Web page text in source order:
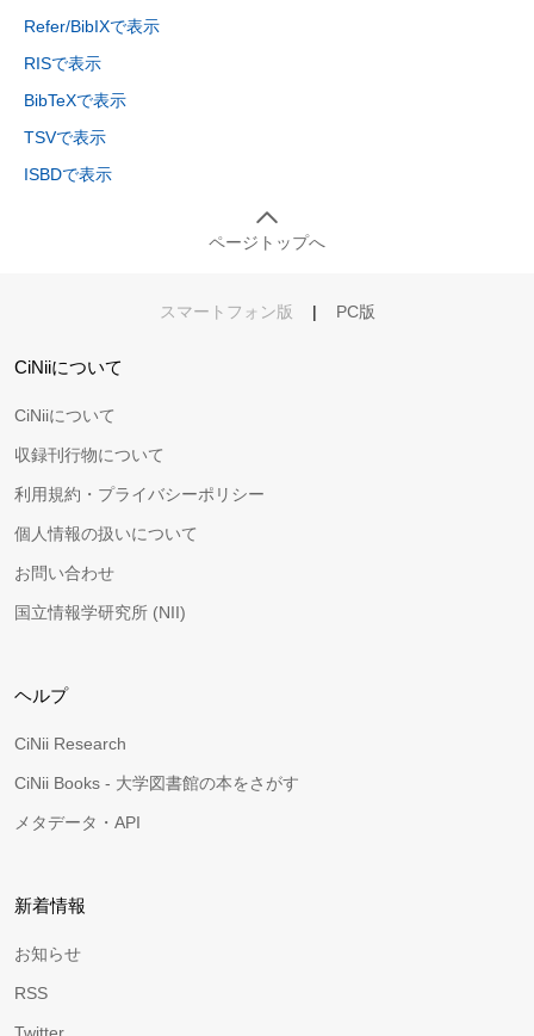
Refer/BibIXで表示
RISで表示
BibTeXで表示
TSVで表示
ISBDで表示
ページトップへ
スマートフォン版 | PC版
CiNiiについて
CiNiiについて
収録刊行物について
利用規約・プライバシーポリシー
個人情報の扱いについて
お問い合わせ
国立情報学研究所 (NII)
ヘルプ
CiNii Research
CiNii Books - 大学図書館の本をさがす
メタデータ・API
新着情報
お知らせ
RSS